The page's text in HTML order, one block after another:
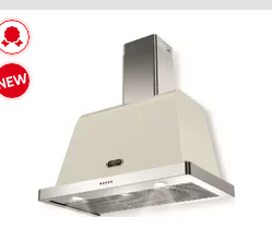
фильтры: жироулавливающий.
Механическое управление привычно и
понятно большинству пользователей,
поэтому с такой техникой найдут
общий язык люди разных возрастов.